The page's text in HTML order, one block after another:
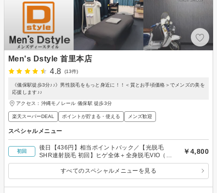
Men's Dstyle 首里本店
4.8
(13件)
《儀保駅徒歩3分♪♪》男性脱毛をもっと身近に！！＜質とお手頃価格＞でメンズの美を
応援します♪♪
アクセス：沖縄モノレール 儀保駅 徒歩3分
楽天スーパーDEAL ポイントが貯まる・使える メンズ歓迎
スペシャルメニュー
初回
後日【436円】相当ポイントバック／【光脱毛
SHR連射脱毛 初回】ヒゲ全体＋全身脱毛VIO（玉
竿込み）※ヒゲVIO無しでも対応可
￥4,800
すべてのスペシャルメニューを見る